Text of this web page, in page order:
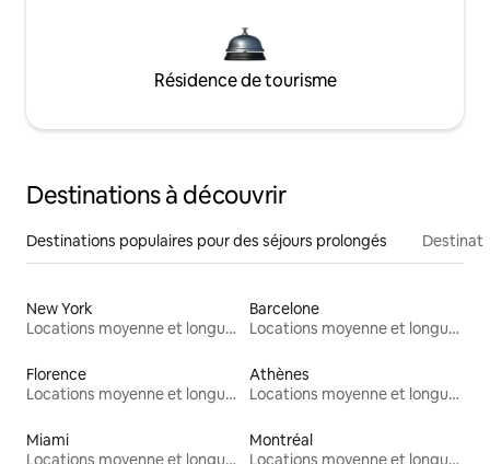
Résidence de tourisme
Destinations à découvrir
Destinations populaires pour des séjours prolongés
New York
Locations moyenne et longue durée
Barcelone
Locations moyenne et longue durée
Florence
Locations moyenne et longue durée
Athènes
Locations moyenne et longue durée
Miami
Locations moyenne et longue durée
Montréal
Locations moyenne et longue durée